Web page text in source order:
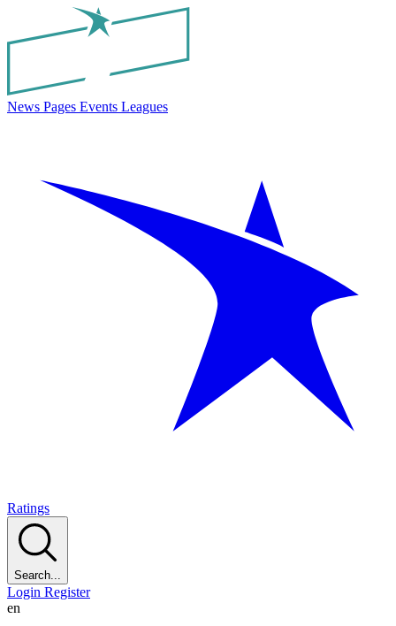
News Pages Events Leagues
Ratings
Search...
Login Register
en